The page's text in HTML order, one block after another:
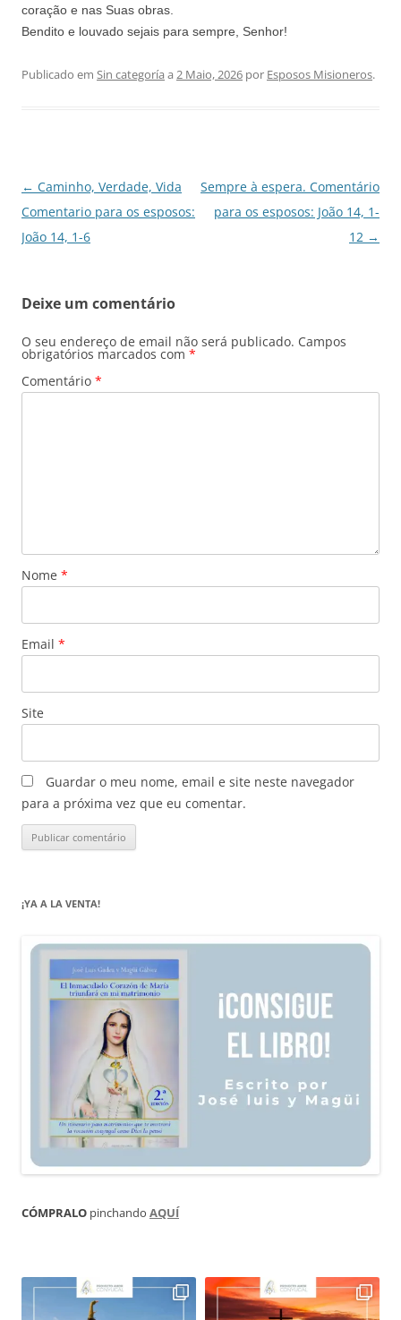
coração e nas Suas obras.
Bendito e louvado sejais para sempre, Senhor!
Publicado em Sin categoría a 2 Maio, 2026 por Esposos Misioneros.
Navegação
de
artigos
← Caminho, Verdade, Vida
Comentario para os esposos:
João 14, 1-6
Sempre à espera. Comentário
para os esposos: João 14, 1-
12 →
Deixe um comentário
O seu endereço de email não será publicado. Campos
obrigatórios marcados com *
Comentário *
Nome *
Email *
Site
Guardar o meu nome, email e site neste navegador
para a próxima vez que eu comentar.
¡YA A LA VENTA!
CÓMPRALO pinchando AQUÍ